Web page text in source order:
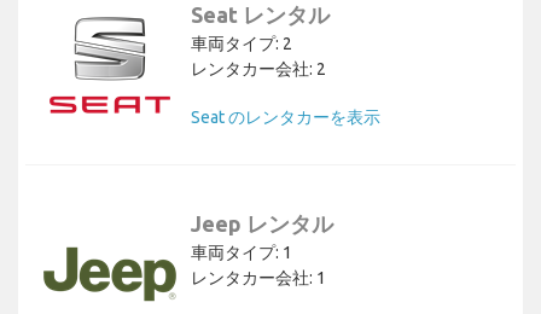
Seat レンタル
車両タイプ: 2
レンタカー会社: 2
Seat のレンタカーを表示
Jeep レンタル
車両タイプ: 1
レンタカー会社: 1